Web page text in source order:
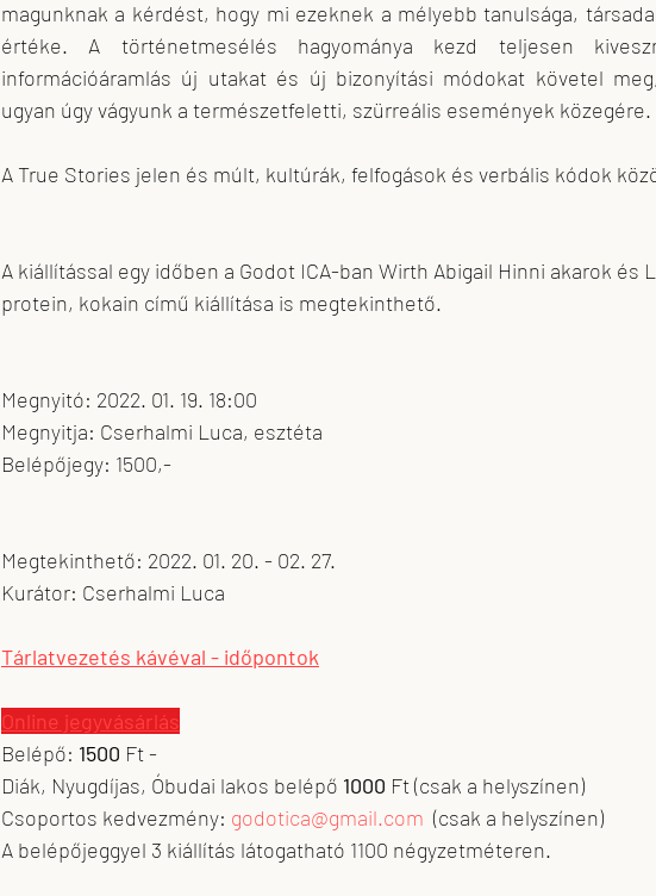
magunknak a kérdést, hogy mi ezeknek a mélyebb tanulsága,
értéke. A történetmesélés hagyománya kezd teljesen
információáramlás új utakat és új bizonyítási módokat követel
ugyan úgy vágyunk a természetfeletti, szürreális események közegére.
A True Stories jelen és múlt, kultúrák, felfogások és verbális kódok
A kiállítással egy időben a Godot ICA-ban Wirth Abigail Hinni akarok és
protein, kokain című kiállítása is megtekinthető.
Megnyitó: 2022. 01. 19. 18:00
Megnyitja: Cserhalmi Luca, esztéta
Belépőjegy: 1500,-
Megtekinthető: 2022. 01. 20. - 02. 27.
Kurátor: Cserhalmi Luca
Tárlatvezetés kávéval - időpontok
Online jegyvásárlás
Belépő: 1500 Ft -
Diák, Nyugdíjas, Óbudai lakos belépő 1000 Ft (csak a helyszínen)
Csoportos kedvezmény: godotica@gmail.com
  (csak a helyszínen)
A belépőjeggyel 3 kiállítás látogatható 1100 négyzetméteren.